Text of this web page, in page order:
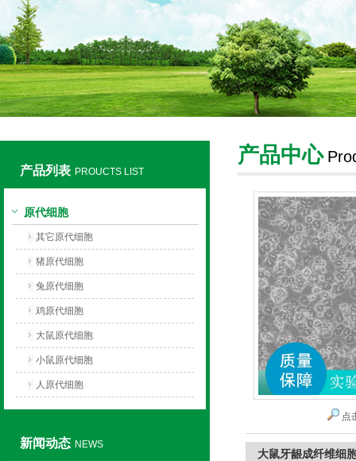
产品列表 PROUCTS LIST
原代细胞
其它原代细胞
猪原代细胞
兔原代细胞
鸡原代细胞
大鼠原代细胞
小鼠原代细胞
人原代细胞
新闻动态 NEWS
产品中心
点
大鼠牙龈成纤维细